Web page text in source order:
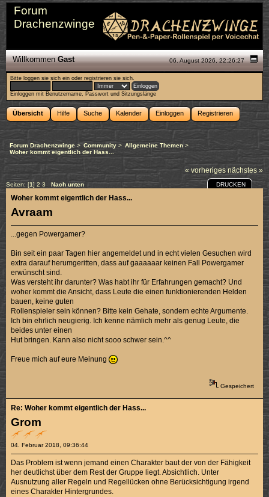
Forum
Drachenzwinge
06. August 2026, 22:26:27
WillkommenGast
Bitte loggen sie sich ein oderregistrieren sie sich.
Einloggen mit Benutzername, Passwort und Sitzungslänge
Übersicht Hilfe Suche Kalender Einloggen Registrieren
Forum Drachenzwinge > Community> Allgemeine Themen>
Woher kommt eigentlich der Hass...
« vorheriges nächstes »
Seiten: [1] 2 3 Nach unten DRUCKEN
Avraam
Woher kommt eigentlich der Hass...
...gegen Powergamer?
Bin seit ein paar Tagen hier angemeldet und in echt vielen Gesuchen wird
extra darauf herumgeritten, dass auf gaaaaaar keinen Fall Powergamer
erwünscht sind.
Was versteht ihr darunter? Was habt ihr für Erfahrungen gemacht? Und
woher kommt die Ansicht, dass Leute die einen funktionierenden Helden
bauen, keine guten
Rollenspieler sein können? Bitte kein Gehate, sondern echte Argumente.
Ich bin ehrlich neugierig. Ich kenne nämlich mehr als genug Leute, die
beides unter einen
Hut bringen. Kann also nicht sooo schwer sein.^^
Freue mich auf eure Meinung
Gespeichert
Grom
04. Februar 2018, 09:36:44
Re: Woher kommt eigentlich der Hass...
Das Problem ist wenn jemand einen Charakter baut der von der Fähigkeit
her deutlichst über dem Rest der Gruppe liegt. Absichtlich. Unter
Ausnutzung aller Regeln und Regellücken ohne Berücksichtigung irgend
eines Charakter Hintergrundes.